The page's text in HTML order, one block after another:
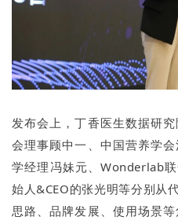
发布会上，丁香医生数据研
会理事顾中一、中国营养学
学经理冯妹元、Wonderlab
始人&CEO的张光明等分别从
思路、品牌发展、使用场景